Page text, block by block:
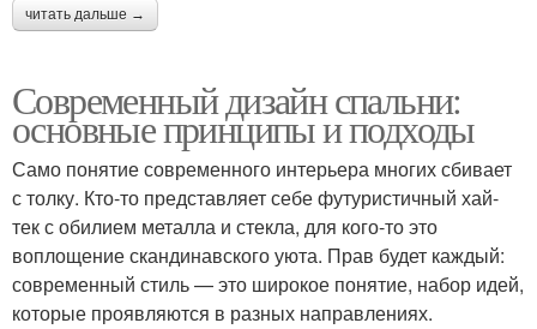
читать дальше →
Современный дизайн спальни:
основные принципы и подходы
Само понятие современного интерьера многих сбивает
с толку. Кто-то представляет себе футуристичный хай-
тек с обилием металла и стекла, для кого-то это
воплощение скандинавского уюта. Прав будет каждый:
современный стиль — это широкое понятие, набор идей,
которые проявляются в разных направлениях.